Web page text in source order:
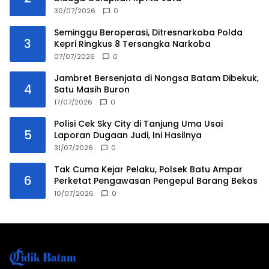
30/07/2026 0
3
Seminggu Beroperasi, Ditresnarkoba Polda
Kepri Ringkus 8 Tersangka Narkoba
07/07/2026 0
4
Jambret Bersenjata di Nongsa Batam Dibekuk,
Satu Masih Buron
17/07/2026 0
5
Polisi Cek Sky City di Tanjung Uma Usai
Laporan Dugaan Judi, Ini Hasilnya
31/07/2026 0
6
Tak Cuma Kejar Pelaku, Polsek Batu Ampar
Perketat Pengawasan Pengepul Barang Bekas
10/07/2026 0